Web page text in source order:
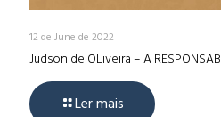
12 de June de 2022
Judson de OLiveira – A
Ler mais